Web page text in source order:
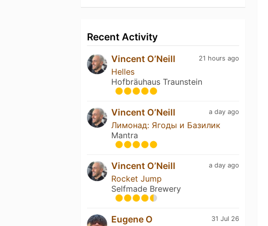
Recent Activity
21 hours ago
Vincent O’Neill
Helles
Hofbräuhaus Traunstein
a day ago
Vincent O’Neill
Лимонад: Ягоды и Базилик
Mantra
a day ago
Vincent O’Neill
Rocket Jump
Selfmade Brewery
31 Jul 26
Eugene O